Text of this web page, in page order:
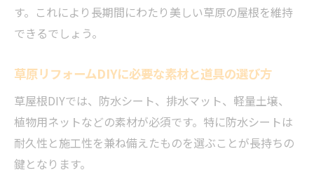
す。これにより長期間にわたり美しい草原の屋根を維持
できるでしょう。
草原リフォームDIYに必要な素材と道具の選び方
草屋根DIYでは、防水シート、排水マット、軽量土壌、
植物用ネットなどの素材が必須です。特に防水シートは
耐久性と施工性を兼ね備えたものを選ぶことが長持ちの
鍵となります。